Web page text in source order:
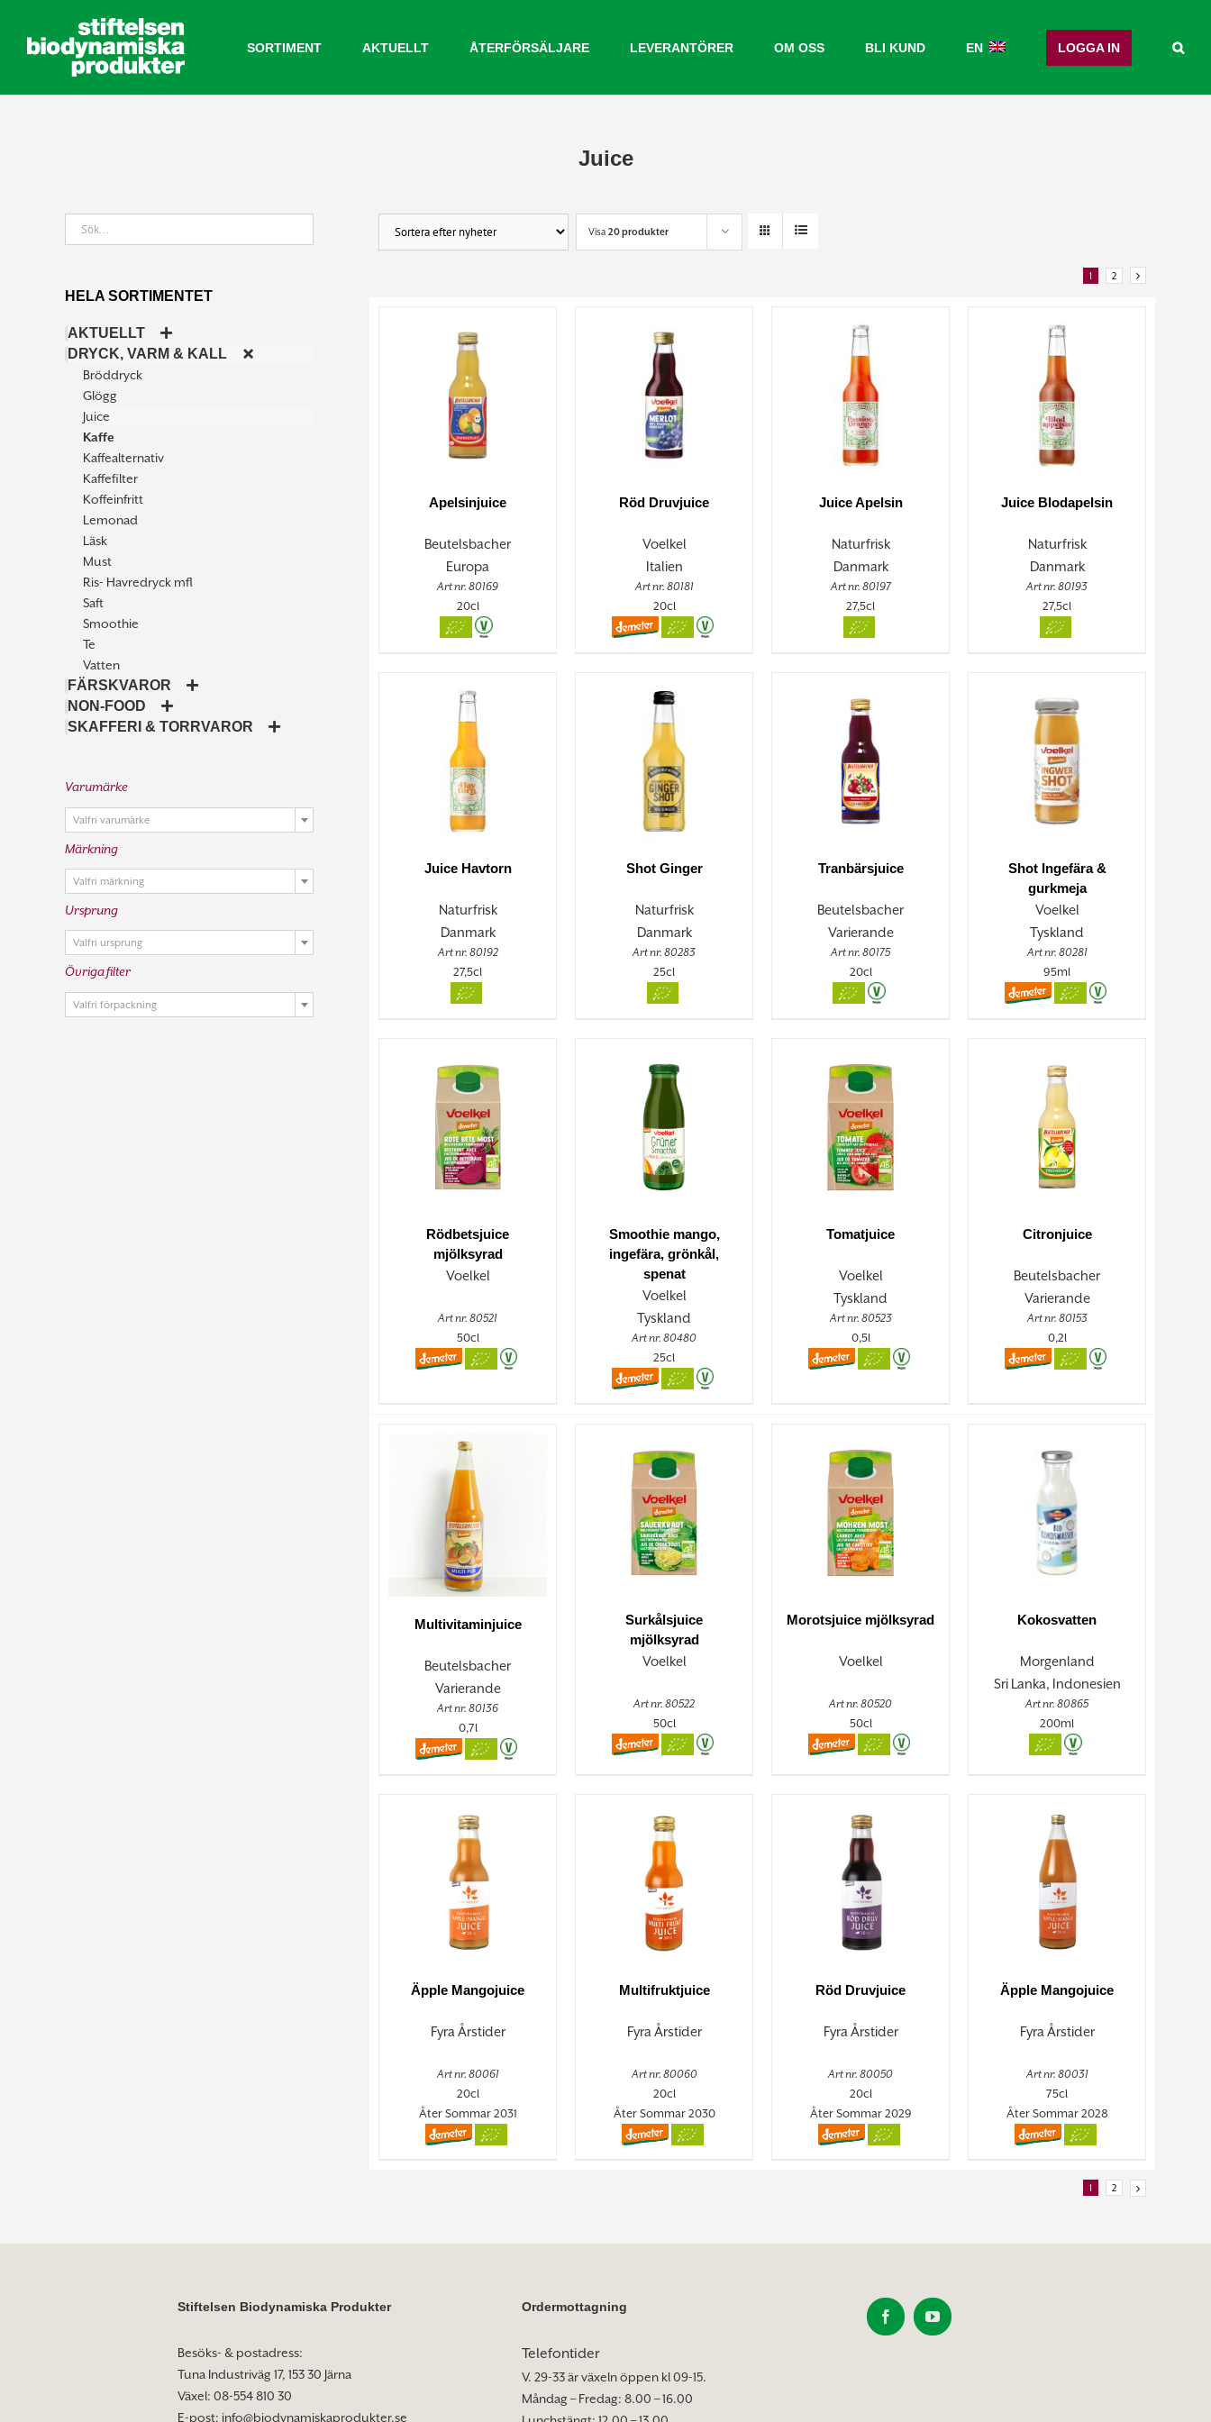
innehållet
SORTIMENT AKTUELLT ÅTERFÖRSÄLJARE LEVERANTÖRER OM OSS BLI KUND EN LOGGA IN
Juice
Visa 20 produkter
1 2
Apelsinjuice
Beutelsbacher
Europa
Art nr. 80169
20cl
Röd Druvjuice
Voelkel
Italien
Art nr. 80181
20cl
Juice Apelsin
Naturfrisk
Danmark
Art nr. 80197
27,5cl
Juice Blodapelsin
Naturfrisk
Danmark
Art nr. 80193
27,5cl
Juice Havtorn
Naturfrisk
Danmark
Art nr. 80192
27,5cl
Shot Ginger
Naturfrisk
Danmark
Art nr. 80283
25cl
Tranbärsjuice
Beutelsbacher
Varierande
Art nr. 80175
20cl
Shot Ingefära &
gurkmeja
Voelkel
Tyskland
Art nr. 80281
95ml
Rödbetsjuice
mjölksyrad
Voelkel
Art nr. 80521
50cl
Smoothie mango,
ingefära, grönkål,
spenat
Voelkel
Tyskland
Art nr. 80480
25cl
Tomatjuice
Voelkel
Tyskland
Art nr. 80523
0,5l
Citronjuice
Beutelsbacher
Varierande
Art nr. 80153
0,2l
Multivitaminjuice
Beutelsbacher
Varierande
Art nr. 80136
0,7l
Surkålsjuice
mjölksyrad
Voelkel
Art nr. 80522
50cl
Morotsjuice mjölksyrad
Voelkel
Art nr. 80520
50cl
Kokosvatten
Morgenland
Sri Lanka, Indonesien
Art nr. 80865
200ml
Äpple Mangojuice
Fyra Årstider
Art nr. 80061
20cl
Åter Sommar 2031
Multifruktjuice
Fyra Årstider
Art nr. 80060
20cl
Åter Sommar 2030
Röd Druvjuice
Fyra Årstider
Art nr. 80050
20cl
Åter Sommar 2029
Äpple Mangojuice
Fyra Årstider
Art nr. 80031
75cl
Åter Sommar 2028
1 2
HELA SORTIMENTET
AKTUELLT
DRYCK, VARM & KALL
Bröddryck
Glögg
Juice
Kaffe
Kaffealternativ
Kaffefilter
Koffeinfritt
Lemonad
Läsk
Must
Ris- Havredryck mfl
Saft
Smoothie
Te
Vatten
FÄRSKVAROR
NON-FOOD
SKAFFERI & TORRVAROR
Varumärke
Valfri varumärke
Märkning
Valfri märkning
Ursprung
Valfri ursprung
Övriga filter
Valfri förpackning
Stiftelsen Biodynamiska Produkter
Besöks- & postadress:
Tuna Industriväg 17, 153 30 Järna
Växel: 08-554 810 30
E-post: info@biodynamiskaprodukter.se
Ordermottagning
Telefontider
V. 29-33 är växeln öppen kl 09-15.
Måndag – Fredag: 8.00 – 16.00